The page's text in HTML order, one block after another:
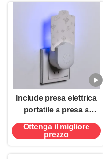
Include presa elettrica
portatile a presa a
parete 395 NM UV
Lampada anti zanzara
Ottenga il migliore
prezzo